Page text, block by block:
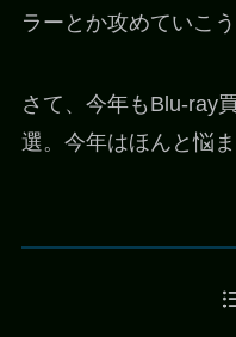
ラーとか攻めていこ
さて、今年もBlu-ray
選。今年はほんと悩ま